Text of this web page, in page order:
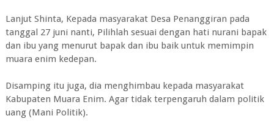
Lanjut Shinta, Kepada masyarakat Desa Penanggiran pada
tanggal 27 juni nanti, Pilihlah sesuai dengan hati nurani bapak
dan ibu yang menurut bapak dan ibu baik untuk memimpin
muara enim kedepan.
Disamping itu juga, dia menghimbau kepada masyarakat
Kabupaten Muara Enim. Agar tidak terpengaruh dalam politik
uang (Mani Politik).